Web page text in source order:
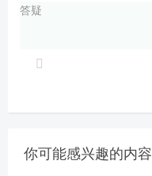
答疑
你可能感兴趣的内容